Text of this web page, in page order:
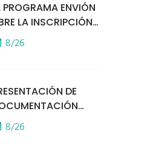
PROGRAMA ENVIÓN
LA INSCRIPCIÓN
CURSO DE
8/26
DE
BECAS
8/26